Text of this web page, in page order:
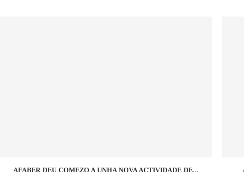
AFABER DEU COMEZO A UNHA NOVA ACTIVIDADE DE...